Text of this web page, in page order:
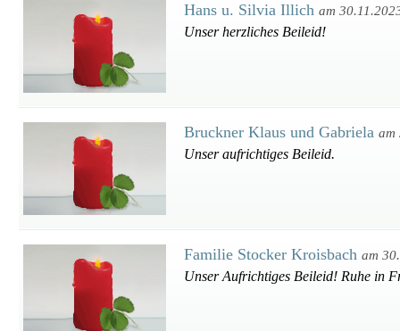
Hans u. Silvia Illich am
Unser herzliches Beileid!
Bruckner Klaus und Gabriela am
Unser aufrichtiges Beileid.
Familie Stocker Kroisbach am
Unser Aufrichtiges Beileid! Ruhe in